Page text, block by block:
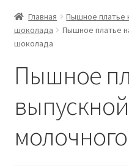
Главная
Пышное платье
шоколада
Пышное платье
шоколада
Пышное